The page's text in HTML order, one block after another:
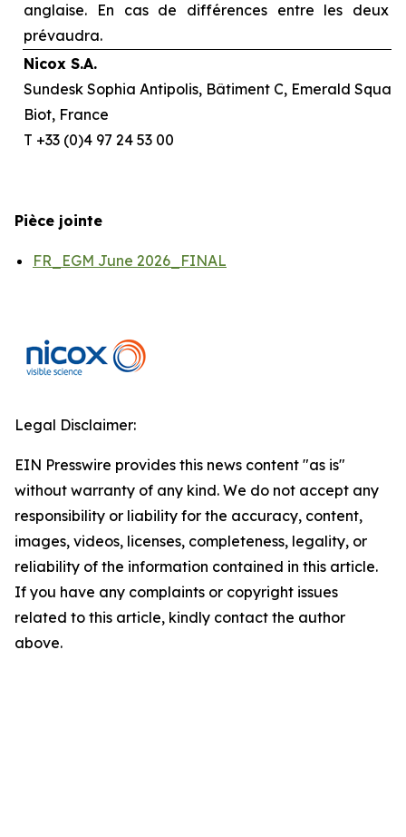
anglaise. En cas de différences entre les deux
prévaudra.
Nicox S.A.
Sundesk Sophia Antipolis, Bâtiment C, Emerald
Biot, France
T +33 (0)4 97 24 53 00
Pièce jointe
FR_EGM June 2026_FINAL
Legal Disclaimer:
EIN Presswire provides this news content "as is"
without warranty of any kind. We do not accept any
responsibility or liability for the accuracy, content,
images, videos, licenses, completeness, legality, or
reliability of the information contained in this article.
If you have any complaints or copyright issues
related to this article, kindly contact the author
above.